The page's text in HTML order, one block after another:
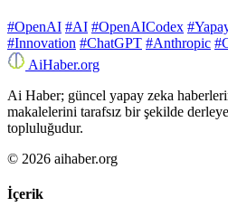
#OpenAI #AI #OpenAICodex
#Innovation #ChatGPT #Anthropic
AiHaber.org
Ai Haber; güncel yapay zeka
makalelerini tarafsız bir şekilde
topluluğudur.
© 2026 aihaber.org
İçerik